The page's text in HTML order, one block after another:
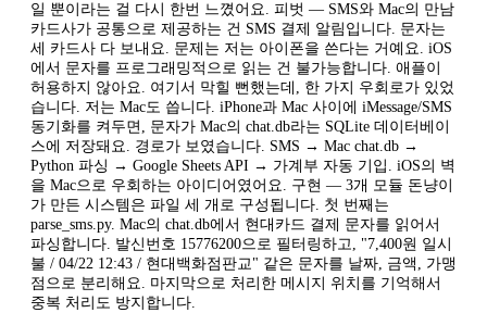
일 뿐이라는 걸 다시 한번 느꼈어요. 피벗 — SMS와 Mac의 만남
카드사가 공통으로 제공하는 건 SMS 결제 알림입니다. 문자는
세 카드사 다 보내요. 문제는 저는 아이폰을 쓴다는 거예요. iOS
에서 문자를 프로그래밍적으로 읽는 건 불가능합니다. 애플이
허용하지 않아요. 여기서 막힐 뻔했는데, 한 가지 우회로가 있었
습니다. 저는 Mac도 씁니다. iPhone과 Mac 사이에 iMessage/SMS
동기화를 켜두면, 문자가 Mac의 chat.db라는 SQLite 데이터베이
스에 저장돼요. 경로가 보였습니다. SMS → Mac chat.db →
Python 파싱 → Google Sheets API → 가계부 자동 기입. iOS의 벽
을 Mac으로 우회하는 아이디어였어요. 구현 — 3개 모듈 돈냥이
가 만든 시스템은 파일 세 개로 구성됩니다. 첫 번째는
parse_sms.py. Mac의 chat.db에서 현대카드 결제 문자를 읽어서
파싱합니다. 발신번호 15776200으로 필터링하고, "7,400원 일시
불 / 04/22 12:43 / 현대백화점판교" 같은 문자를 날짜, 금액, 가맹
점으로 분리해요. 마지막으로 처리한 메시지 위치를 기억해서
중복 처리도 방지합니다.